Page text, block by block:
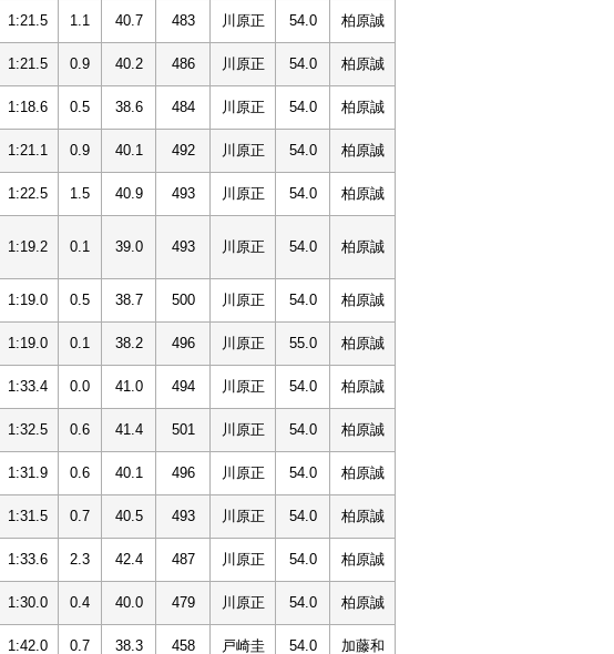
1:21.5 1.1 40.7 483 川原正 54.0 柏原誠
1:21.5 0.9 40.2 486 川原正 54.0 柏原誠
1:18.6 0.5 38.6 484 川原正 54.0 柏原誠
1:21.1 0.9 40.1 492 川原正 54.0 柏原誠
1:22.5 1.5 40.9 493 川原正 54.0 柏原誠
1:19.2 0.1 39.0 493 川原正 54.0 柏原誠
1:19.0 0.5 38.7 500 川原正 54.0 柏原誠
1:19.0 0.1 38.2 496 川原正 55.0 柏原誠
1:33.4 0.0 41.0 494 川原正 54.0 柏原誠
1:32.5 0.6 41.4 501 川原正 54.0 柏原誠
1:31.9 0.6 40.1 496 川原正 54.0 柏原誠
1:31.5 0.7 40.5 493 川原正 54.0 柏原誠
1:33.6 2.3 42.4 487 川原正 54.0 柏原誠
1:30.0 0.4 40.0 479 川原正 54.0 柏原誠
1:42.0 0.7 38.3 458 戸崎圭 54.0 加藤和